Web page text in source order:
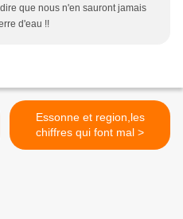
que nous n'en sauront jamais
d'eau !!
Essonne et region,les
chiffres qui font mal >